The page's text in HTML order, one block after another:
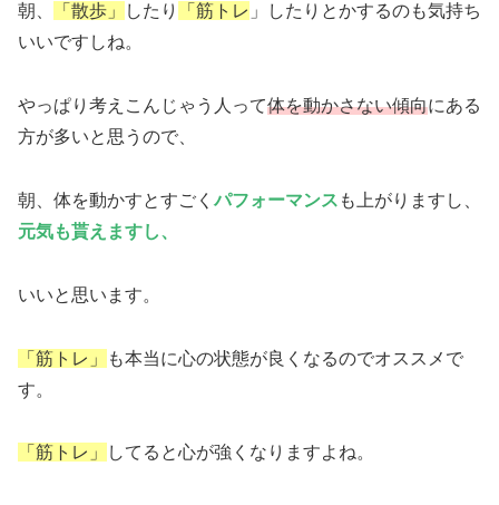
朝、 「散歩」 したり 「筋トレ 」したりとかするのも気持ち
いいですしね。
やっぱり考えこんじゃう人って体を動かさない傾向にある
方が多いと思うので、
朝、体を動かすとすごく パフォーマンス も上がりますし、
元気も貰えますし、
いいと思います。
「筋トレ」
も本当に心の状態が良くなるのでオススメで
す。
「筋トレ」 してると心が強くなりますよね。